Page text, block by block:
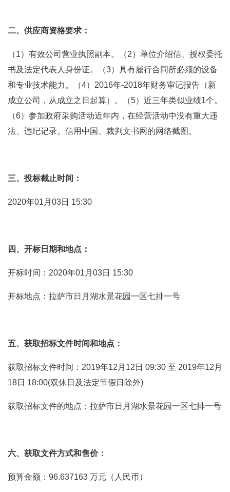
二、供应商资格要求：
（1）有效公司营业执照副本。（2）单位介绍信、授权委托
书及法定代表人身份证。（3）具有履行合同所必须的设备
和专业技术能力。（4）2016年-2018年财务审记报告（新
成立公司，从成立之日起算）。（5）近三年类似业绩1个。
（6）参加政府采购活动近年内，在经营活动中没有重大违
法、违纪记录。信用中国、裁判文书网的网络截图。
三、投标截止时间：
2020年01月03日 15:30
四、开标日期和地点：
开标时间：2020年01月03日 15:30
开标地点：拉萨市日月湖水景花园一区七排一号
五、获取招标文件时间和地点：
获取招标文件时间：2019年12月12日 09:30 至 2019年12月
18日 18:00(双休日及法定节假日除外)
获取招标文件的地点：拉萨市日月湖水景花园一区七排一号
六、获取文件方式和售价：
预算金额：96.637163 万元（人民币）